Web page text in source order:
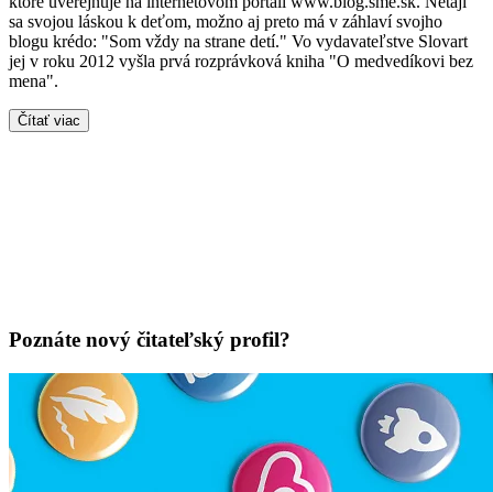
sa svojou láskou k deťom, možno aj preto má v záhlaví svojho
blogu krédo: "Som vždy na strane detí." Vo vydavateľstve Slovart
jej v roku 2012 vyšla prvá rozprávková kniha "O medvedíkovi bez
mena".
Čítať viac
Poznáte nový čitateľský profil?